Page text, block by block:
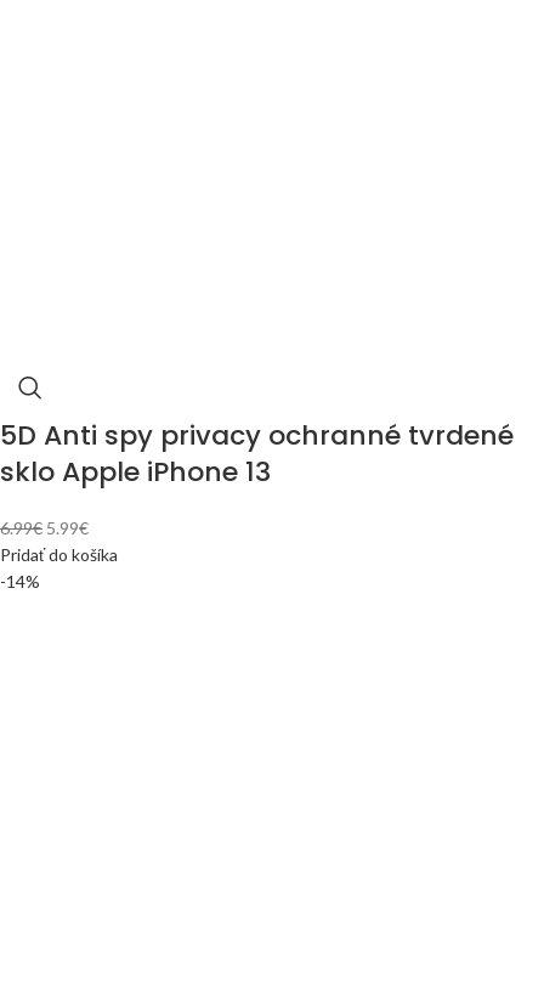
5D Anti spy privacy ochranné tvrdené
sklo Apple iPhone 13
6.99€ 5.99€
Pridať do košíka
-14%